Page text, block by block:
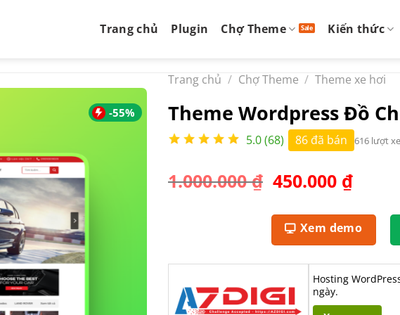
Trang chủ Plugin Chợ Theme Kiến thức
-55%
Trang chủ / Chợ Theme / Theme xe hơi
Theme Wordpress Đồ
5.0 (68) 86 đã bán 616 lượt
1.000.000₫ Giá
là:
1.000.000 ₫.
450.000 ₫Giá
tại
là:
Xem demo
Hosting
ngày.